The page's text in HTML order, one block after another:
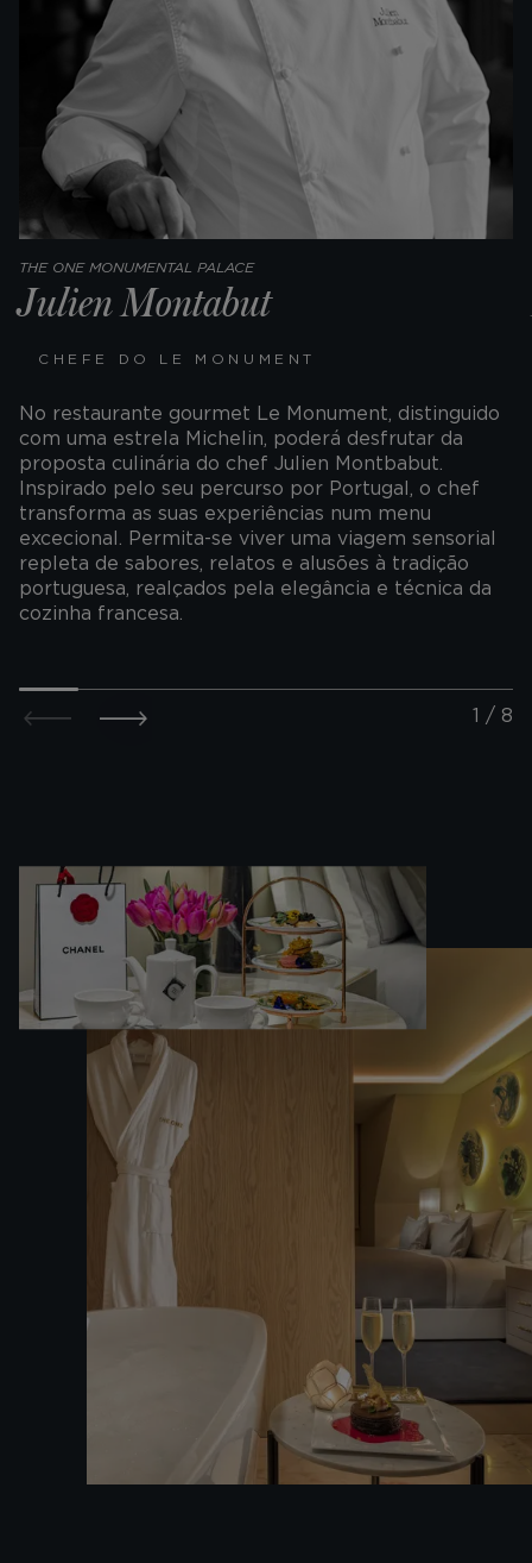
THE ONE MONUMENTAL PALACE
Julien Montabut
CHEFE DO LE MONUMENT
No restaurante gourmet Le Monument, distinguido
com uma estrela Michelin, poderá desfrutar da
proposta culinária do chef Julien Montbabut.
Inspirado pelo seu percurso por Portugal, o chef
transforma as suas experiências num menu
excecional. Permita-se viver uma viagem sensorial
repleta de sabores, relatos e alusões à tradição
portuguesa, realçados pela elegância e técnica da
cozinha francesa.